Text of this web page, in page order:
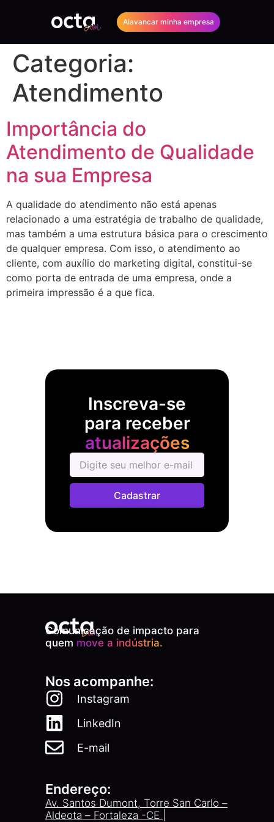
Alavancar minha empresa
Categoria:
Atendimento
Importância do
Atendimento de Qualidade
na sua Empresa
A qualidade do atendimento não está apenas
relacionado a uma estratégia de trabalho de qualidade,
mas também a uma estrutura básica para o crescimento
de qualquer empresa. Com isso, o atendimento ao
cliente, com auxílio do marketing digital, constitui-se
como porta de entrada de uma empresa, onde a
primeira impressão é a que fica.
Inscreva-se
para receber
atualizações
Cadastrar
Comunicação de impacto para
quem move a indústria.
Nos acompanhe:
Instagram
LinkedIn
E-mail
Endereço:
Av. Santos Dumont, Torre San Carlo –
Aldeota – Fortaleza -CE |